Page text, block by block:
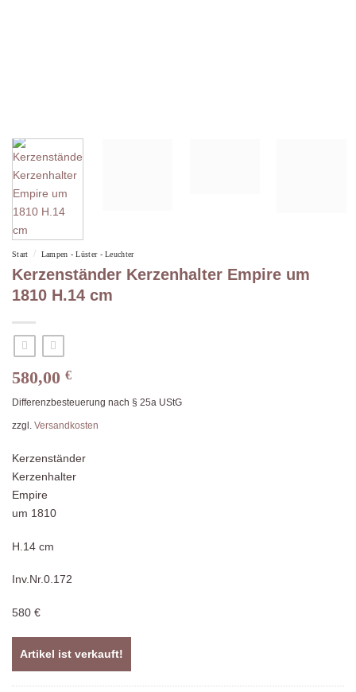
Start / Lampen - Lüster - Leuchter
Kerzenständer Kerzenhalter Empire um
1810 H.14 cm
580,00 €
Differenzbesteuerung nach § 25a UStG
zzgl. Versandkosten
Kerzenständer
Kerzenhalter
Empire
um 1810
H.14 cm
Inv.Nr.0.172
580 €
Artikel ist verkauft!